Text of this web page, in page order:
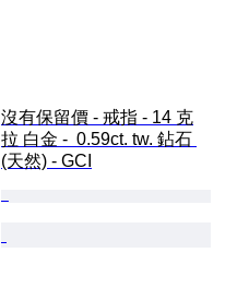
沒有保留價 - 戒指 - 14 克
拉 白金 -  0.59ct. tw. 鉆石
(天然) - GCI